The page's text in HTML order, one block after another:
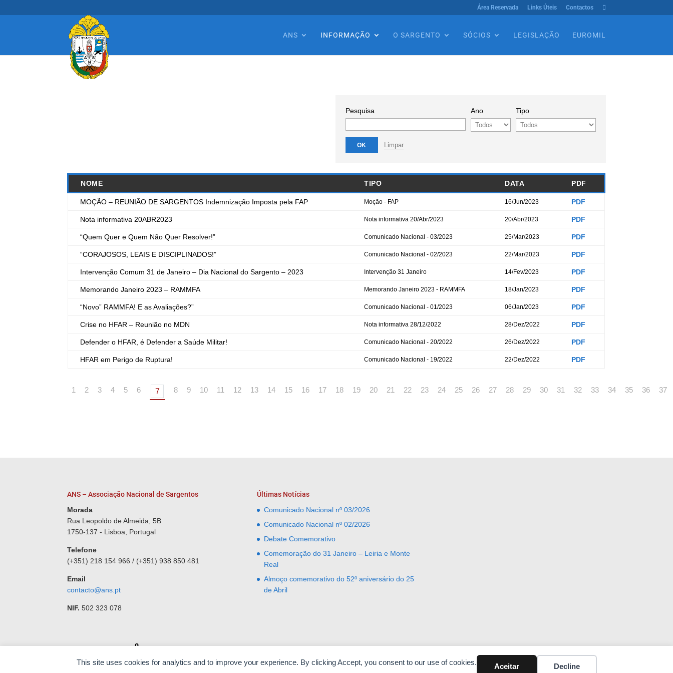
This site uses cookies for analytics and to improve your experience. By clicking Accept, you consent to our use of cookies. Aceitar Decline
Área Reservada Links Úteis Contactos 
ANS INFORMAÇÃO O SARGENTO SÓCIOS LEGISLAÇÃO EUROMIL
Pesquisa Ano Tipo
OK Limpar
NOME TIPO DATA PDF
MOÇÃO – REUNIÃO DE SARGENTOS Indemnização Imposta pela FAP Moção - FAP 16/Jun/2023 PDF
Nota informativa 20ABR2023 Nota informativa 20/Abr/2023 20/Abr/2023 PDF
“Quem Quer e Quem Não Quer Resolver!” Comunicado Nacional - 03/2023 25/Mar/2023 PDF
“CORAJOSOS, LEAIS E DISCIPLINADOS!” Comunicado Nacional - 02/2023 22/Mar/2023 PDF
Intervenção Comum 31 de Janeiro – Dia Nacional do Sargento – 2023 Intervenção 31 Janeiro 14/Fev/2023 PDF
Memorando Janeiro 2023 – RAMMFA Memorando Janeiro 2023 - RAMMFA 18/Jan/2023 PDF
“Novo” RAMMFA! E as Avaliações?” Comunicado Nacional - 01/2023 06/Jan/2023 PDF
Crise no HFAR – Reunião no MDN Nota informativa 28/12/2022 28/Dez/2022 PDF
Defender o HFAR, é Defender a Saúde Militar! Comunicado Nacional - 20/2022 26/Dez/2022 PDF
HFAR em Perigo de Ruptura! Comunicado Nacional - 19/2022 22/Dez/2022 PDF
1 2 3 4 5 6 7 8 9 10 11 12 13 14 15 16 17 18 19 20 21 22 23 24 25 26 27 28 29 30 31 32 33 34 35 36 37
ANS – Associação Nacional de Sargentos
Morada
Rua Leopoldo de Almeida, 5B
1750-137 - Lisboa, Portugal
Telefone
(+351) 218 154 966 / (+351) 938 850 481
Email
contacto@ans.pt
NIF. 502 323 078
Desenvolvido por
Últimas Notícias
Comunicado Nacional nº 03/2026
Comunicado Nacional nº 02/2026
Debate Comemorativo
Comemoração do 31 Janeiro – Leiria e Monte
Real
Almoço comemorativo do 52º aniversário do 25
de Abril